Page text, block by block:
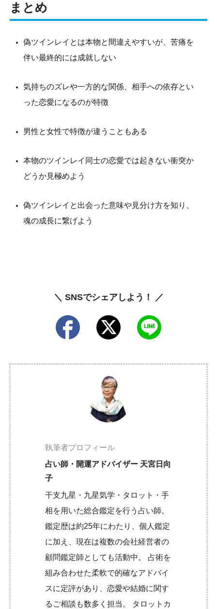
まとめ
偽ツインレイとは本物と間違えやすいが、苦痛を
伴い最終的には成就しない
気持ちのズレや一方的な関係、相手への依存とい
った恋愛になるのが特徴
男性と女性で特徴が違うこともある
本物のツインレイ同士の恋愛では起きない衝突か
どうか見極めよう
偽ツインレイと出会った意味や見分け方を知り、
魂の成長に繋げよう
＼ SNSでシェアしよう！ ／
執筆者プロフィール
占い師・開運アドバイザー 天宮日向
子
干支九星・九星気学・タロット・手
相を用いた総合鑑定を行う占い師。
鑑定歴は約25年にわたり、個人鑑定
に加え、現在は複数の会社経営者の
顧問鑑定師としても活動中。 占術を
組み合わせた柔軟で的確なアドバイ
スに定評があり、恋愛や結婚に関す
るご相談も数多く担当。 タロットカ